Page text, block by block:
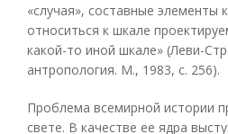
«случая», составные элементы
относиться к шкале
какой-то иной шкале» (Леви-
антропология. М., 1983, с. 256).
Проблема всемирной истории
свете. В качестве ее ядра